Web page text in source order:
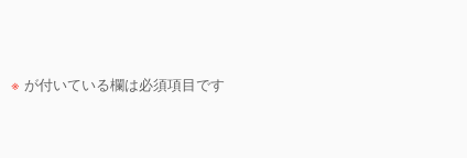
※ が付いている欄は必須項目です